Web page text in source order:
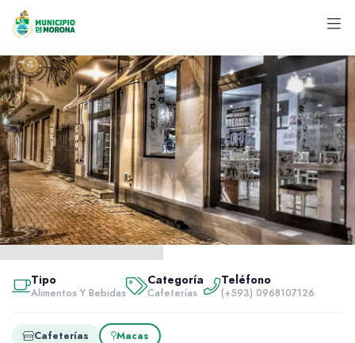
Alimentos y bebidas
Tipo
Alimentos Y Bebidas
Categoría
Cafeterías
Teléfono
(+593) 0968107126
Cafeterías Macas